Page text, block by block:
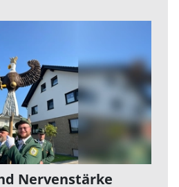
Nervenstärke